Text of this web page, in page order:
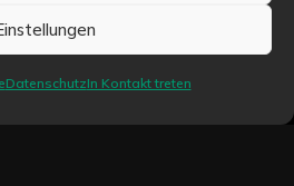
DatenschutzIn Kontakt treten